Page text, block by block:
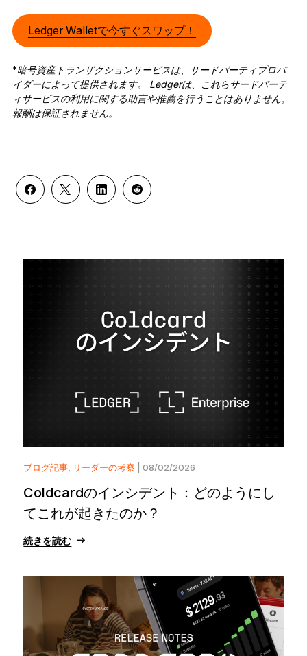
Ledger Walletで今すぐスワップ！
*暗号資産トランザクションサービスは、サードパーティプロバ
イダーによって提供されます。 Ledgerは、これらサードパーテ
ィサービスの利用に関する助言や推薦を行うことはありません。
報酬は保証されません。
ブログ記事 リーダーの考察 | 08/02/2026
Coldcardのインシデント：どのようにし
てこれが起きたのか？
続きを読む